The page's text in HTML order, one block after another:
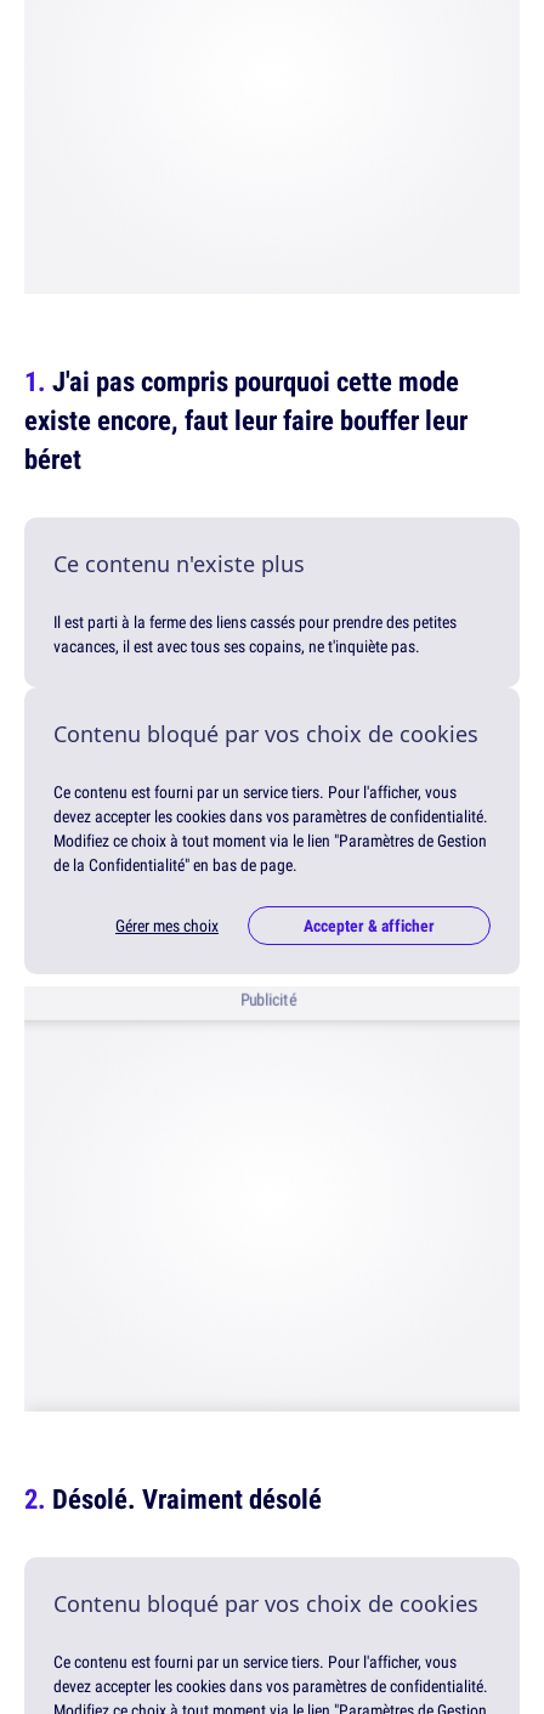
J'ai pas compris pourquoi cette mode
existe encore, faut leur faire bouffer leur
béret
Ce contenu n'existe plus
Il est parti à la ferme des liens cassés pour prendre des petites
vacances, il est avec tous ses copains, ne t'inquiète pas.
Contenu bloqué par vos choix de cookies
Ce contenu est fourni par un service tiers. Pour l'afficher, vous
devez accepter les cookies dans vos paramètres de confidentialité.
Modifiez ce choix à tout moment via le lien "Paramètres de Gestion
de la Confidentialité" en bas de page.
Gérer mes choix Accepter & afficher
Publicité
Désolé. Vraiment désolé
Contenu bloqué par vos choix de cookies
Ce contenu est fourni par un service tiers. Pour l'afficher, vous
devez accepter les cookies dans vos paramètres de confidentialité.